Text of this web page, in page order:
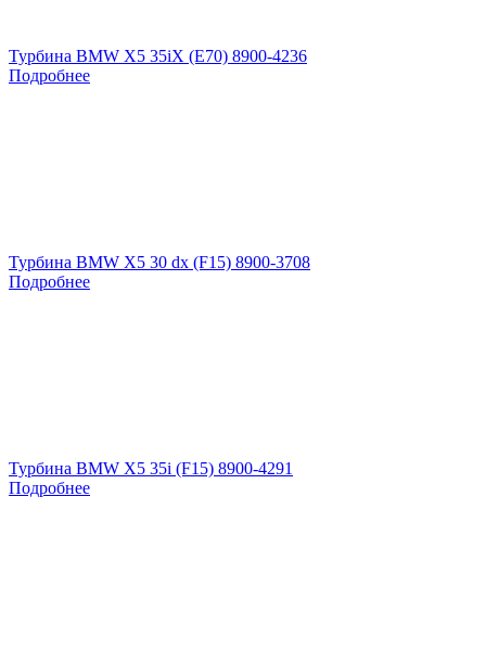
Турбина BMW X5 35iX (E70) 8900-4236
Подробнее
Турбина BMW X5 30 dx (F15) 8900-3708
Подробнее
Турбина BMW X5 35i (F15) 8900-4291
Подробнее